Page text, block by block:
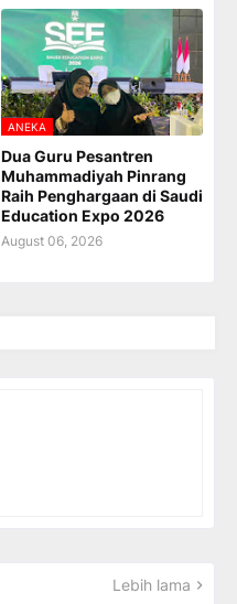
ANEKA
Dua Guru Pesantren
Muhammadiyah Pinrang
Raih Penghargaan di Saudi
Education Expo 2026
August 06, 2026
Lebih lama